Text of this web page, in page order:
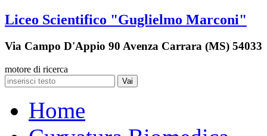
Liceo Scientifico "Guglielmo Marconi"
Via Campo D'Appio 90 Avenza Carrara (MS) 54033
motore di ricerca
Vai
Home